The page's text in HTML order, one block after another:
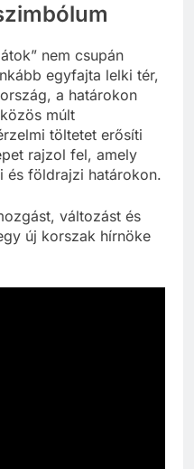
nem csupán
egyfajta lelki tér,
a határokon
múlt
töltetet erősíti
rajzol fel, amely
és földrajzi határokon.
változást és
új korszak hírnöke